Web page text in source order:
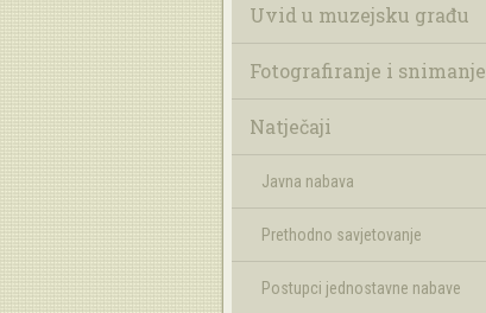
Uvid u muzejsku građu
Fotografiranje i snimanje
Natječaji
Javna nabava
Prethodno savjetovanje
Postupci jednostavne nabave